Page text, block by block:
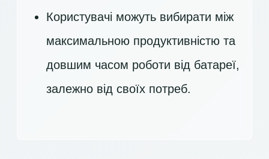
Користувачі можуть вибирати між
максимальною продуктивністю та
довшим часом роботи від батареї,
залежно від своїх потреб.